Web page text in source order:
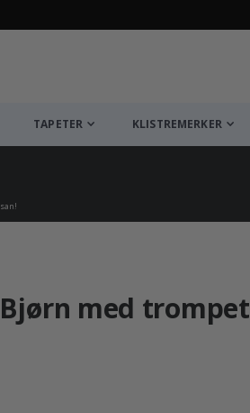
TAPETER KLISTREMERKER
med trompet